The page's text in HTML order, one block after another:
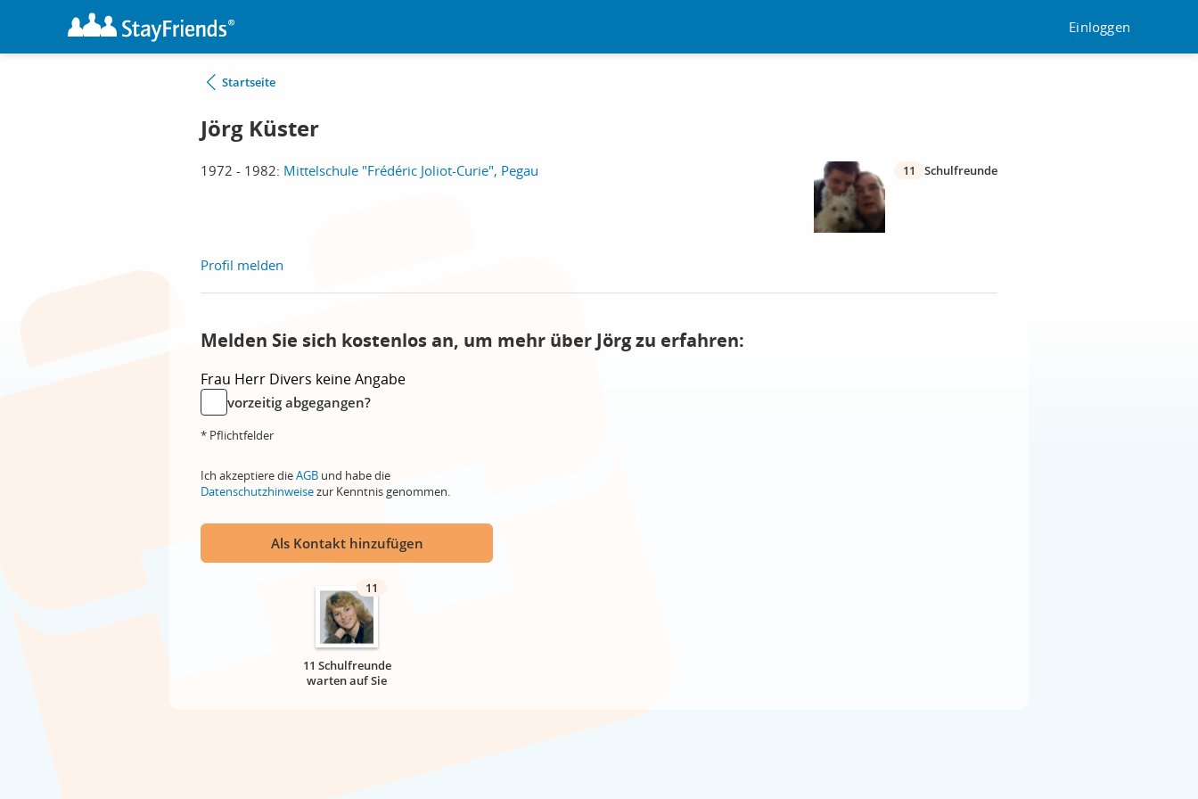
Einloggen
Startseite
Jörg Küster
1972 - 1982: Mittelschule "Frédéric Joliot-Curie", Pegau 11 Schulfreunde
Profil melden
Melden Sie sich kostenlos an, um mehr über Jörg zu erfahren:
Frau Herr Divers keine Angabe
vorzeitig abgegangen?
* Pflichtfelder
Ich akzeptiere dieAGB und habe die
Datenschutzhinweisezur Kenntnis genommen.
Als Kontakt hinzufügen
11
11 Schulfreunde
warten auf Sie